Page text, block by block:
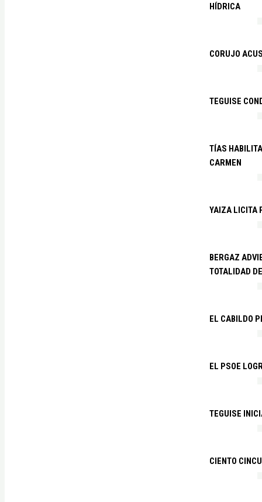
HÍDRICA
CORUJO
TEGUISE
TÍAS
CARMEN
YAIZA LICITA
BERGAZ
TOTALIDAD
EL CABILDO
EL PSOE
TEGUISE
CIENTO